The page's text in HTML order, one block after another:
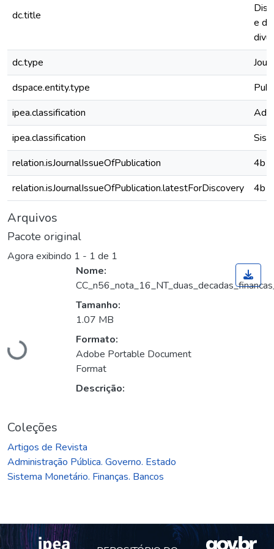
dc.title
e
dc.type
dspace.entity.type
ipea.classification
ipea.classification
relation.isJournalIssueOfPublication
relation.isJournalIssueOfPublication.latestForDiscovery
Arquivos
Pacote original
Agora exibindo 1 - 1 de 1
Carregando...
Nome:
Tamanho:
1.07 MB
Formato:
Adobe Portable Document
Format
Descrição:
Coleções
Artigos de Revista
Administração Pública. Governo. Estado
Sistema Monetário. Finanças. Bancos